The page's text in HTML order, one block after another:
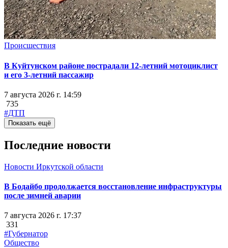
Происшествия
В Куйтунском районе пострадали 12-летний мотоциклист
и его 3-летний пассажир
7 августа 2026 г. 14:59
735
#ДТП
Показать ещё
Последние новости
Новости Иркутской области
В Бодайбо продолжается восстановление инфраструктуры
после зимней аварии
7 августа 2026 г. 17:37
331
#Губернатор
Общество